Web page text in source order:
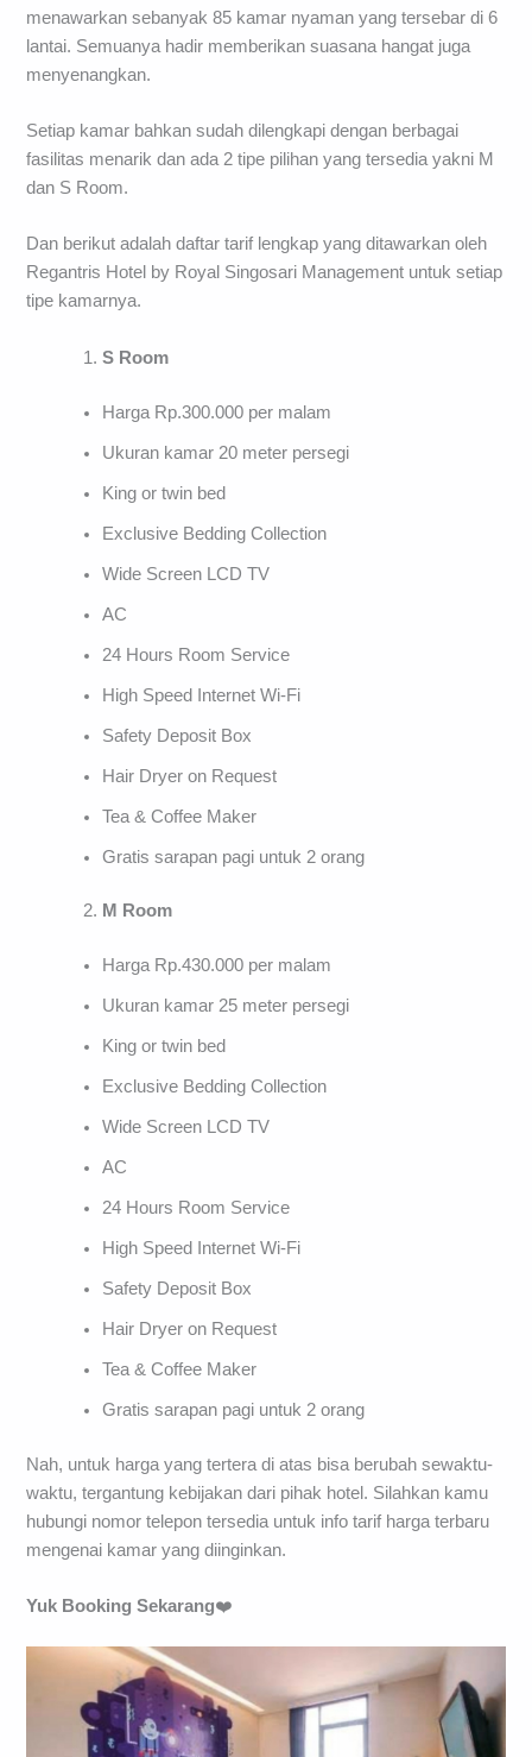
menawarkan sebanyak 85 kamar nyaman yang tersebar di 6
lantai. Semuanya hadir memberikan suasana hangat juga
menyenangkan.
Setiap kamar bahkan sudah dilengkapi dengan berbagai
fasilitas menarik dan ada 2 tipe pilihan yang tersedia yakni M
dan S Room.
Dan berikut adalah daftar tarif lengkap yang ditawarkan oleh
Regantris Hotel by Royal Singosari Management untuk setiap
tipe kamarnya.
S Room
Harga Rp.300.000 per malam
Ukuran kamar 20 meter persegi
King or twin bed
Exclusive Bedding Collection
Wide Screen LCD TV
AC
24 Hours Room Service
High Speed Internet Wi-Fi
Safety Deposit Box
Hair Dryer on Request
Tea & Coffee Maker
Gratis sarapan pagi untuk 2 orang
M Room
Harga Rp.430.000 per malam
Ukuran kamar 25 meter persegi
King or twin bed
Exclusive Bedding Collection
Wide Screen LCD TV
AC
24 Hours Room Service
High Speed Internet Wi-Fi
Safety Deposit Box
Hair Dryer on Request
Tea & Coffee Maker
Gratis sarapan pagi untuk 2 orang
Nah, untuk harga yang tertera di atas bisa berubah sewaktu-
waktu, tergantung kebijakan dari pihak hotel. Silahkan kamu
hubungi nomor telepon tersedia untuk info tarif harga terbaru
mengenai kamar yang diinginkan.
Yuk Booking Sekarang❤️